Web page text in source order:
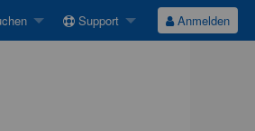
Support Anmelden